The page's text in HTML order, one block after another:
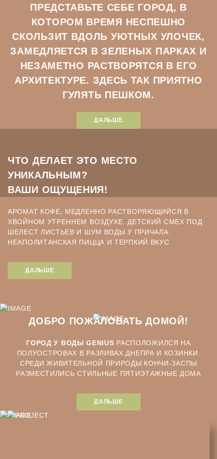
ПРЕДСТАВЬТЕ СЕБЕ ГОРОД, В
КОТОРОМ ВРЕМЯ НЕСПЕШНО
СКОЛЬЗИТ ВДОЛЬ УЮТНЫХ УЛОЧЕК,
ЗАМЕДЛЯЕТСЯ В ЗЕЛЕНЫХ ПАРКАХ И
НЕЗАМЕТНО РАСТВОРЯТСЯ В ЕГО
АРХИТЕКТУРЕ. ЗДЕСЬ ТАК ПРИЯТНО
ГУЛЯТЬ ПЕШКОМ.
ВАМ КАЖЕТСЯ, БУДТО ЭТОТ ГОРОД СЛИВАЕТСЯ С
ОЩУЩАЕТЕ ВКУС И ЗАПАХ НАСТОЯЩЕЙ ЖИЗНИ?
ДАЛЬШЕ
ЧТО ДЕЛАЕТ ЭТО МЕСТО
УНИКАЛЬНЫМ?
ВАШИ ОЩУЩЕНИЯ!
АРОМАТ КОФЕ, МЕДЛЕННО РАСТВОРЯЮЩИЙСЯ В
ХВОЙНОМ УТРЕННЕМ ВОЗДУХЕ. ДЕТСКИЙ СМЕХ ПОД
ШЕЛЕСТ ЛИСТЬЕВ И ШУМ ВОДЫ У ПРИЧАЛА.
НЕАПОЛИТАНСКАЯ ПИЦЦА И ТЕРПКИЙ ВКУС
ПОТРЕСКИВАНИЕ ДРОВ В КАМИНЕ И СОПЕНИЕ
ЛЮБИМОЙ СОБАКИ.
ДАЛЬШЕ
ДОБРО ПОЖАЛОВАТЬ ДОМОЙ!
ГОРОД У ВОДЫ GENIUS РАСПОЛОЖИЛСЯ НА
ПОЛУОСТРОВАХ В РАЗЛИВАХ ДНЕПРА И КОЗИНКИ.
СРЕДИ ЖИВИТЕЛЬНОЙ ПРИРОДЫ КОНЧИ-ЗАСПЫ
РАЗМЕСТИЛИСЬ СТИЛЬНЫЕ ПЯТИЭТАЖНЫЕ ДОМА
ПРЕМИУМ-КЛАССА, КРАФТОВЫЕ МАСТЕРСКИЕ,
СЕМЕЙНЫЕ КАФЕ И МАГАЗИНЫ ОРГАНИЧЕСКИХ
ДАЛЬШЕ